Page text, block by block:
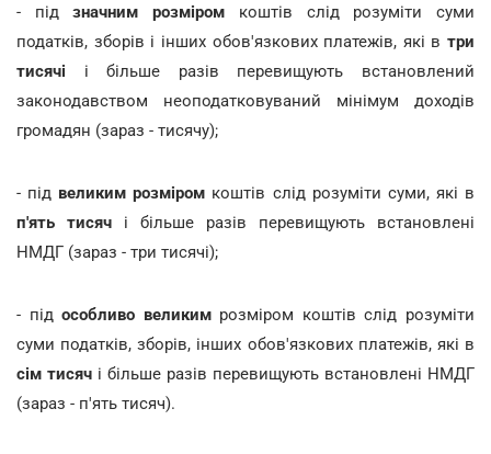
- підзначним розміром коштів слід розуміти суми
податків, зборів і інших обов'язкових платежів, які в три
тисячі і більше разів перевищують встановлений
законодавством неоподатковуваний мінімум доходів
громадян (зараз - тисячу);
- під великим розміром коштів слід розуміти суми, які в
п'ять тисяч і більше разів перевищують встановлені
НМДГ (зараз - три тисячі);
- підособливо великимрозміром коштів слід розуміти
суми податків, зборів, інших обов'язкових платежів, які в
сім тисяч і більше разів перевищують встановлені НМДГ
(зараз - п'ять тисяч).